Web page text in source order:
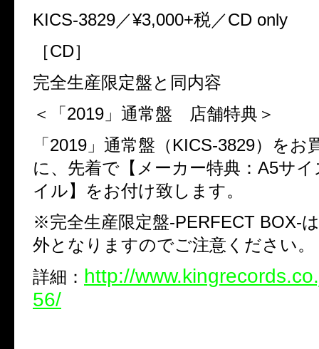
KICS-3829／¥3,000+税／CD only
［CD］
完全生産限定盤と同内容
＜「 2019 」通常盤 店舗特典＞
「 2019 」通常盤（KICS-3829）をお
に、先着で【メーカー特典： A5サイ
イル】をお付け致します。
※完全生産限定盤-PERFECT BOX-
外となりますのでご注意ください。
詳細： http://
56/